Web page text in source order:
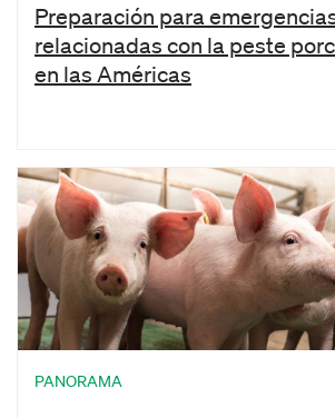
Preparación para
relacionadas con la peste
en las Américas
PANORAMA